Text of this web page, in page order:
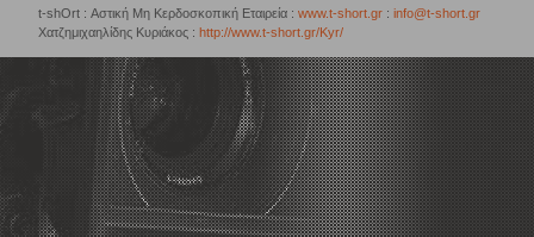
t-shOrt : Αστική Μη Κερδοσκοπική Εταιρεία : www.t-short.gr : info@t-short.gr
Χατζημιχαηλίδης Κυριάκος : http://www.t-short.gr/Kyr/